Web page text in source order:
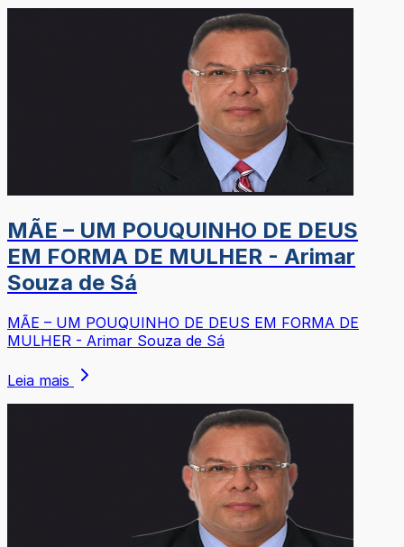
MÃE – UM POUQUINHO DE DEUS
EM FORMA DE MULHER - Arimar
Souza de Sá
MÃE – UM POUQUINHO DE DEUS EM FORMA DE
MULHER - Arimar Souza de Sá
Leia mais